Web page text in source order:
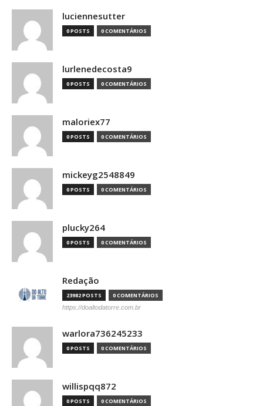
luciennesutter
0 POSTS 0 COMENTÁRIOS
lurlenedecosta9
0 POSTS 0 COMENTÁRIOS
maloriex77
0 POSTS 0 COMENTÁRIOS
mickeyg2548849
0 POSTS 0 COMENTÁRIOS
plucky264
0 POSTS 0 COMENTÁRIOS
Redação
23982 POSTS 0 COMENTÁRIOS
https://doaltodatorre.com.br
warlora736245233
0 POSTS 0 COMENTÁRIOS
willispqq872
0 POSTS 0 COMENTÁRIOS